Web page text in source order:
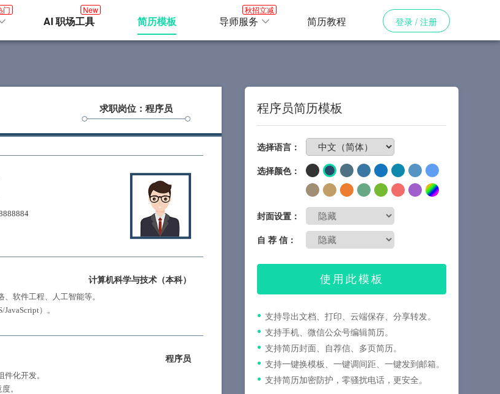
门
AI 职场工具
New
简历模板 导师服务
秋招立减
简历教程 登录 / 注册
程序员简历模板
选择语言：
选择颜色：
封面设置：
自 荐 信：
使用此模板
支持导出文档、打印、云端保存、分享转发。
支持手机、微信公众号编辑简历。
支持简历封面、自荐信、多页简历。
支持一键换模板、一键调间距、一键发到邮箱。
支持简历加密防护，零骚扰电话，更安全。
求职岗位：程序员
计算机科学与技术（本科）
软件工程、人工智能等。
）。
程序员
化开发。
。